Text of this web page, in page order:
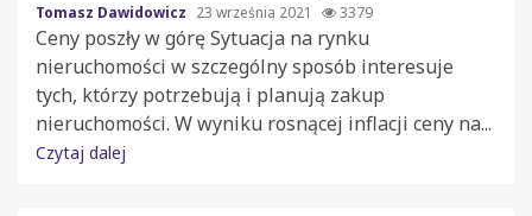
Tomasz Dawidowicz 23 września 2021 3379
Ceny poszły w górę Sytuacja na rynku
nieruchomości w szczególny sposób interesuje
tych, którzy potrzebują i planują zakup
nieruchomości. W wyniku rosnącej inflacji ceny na...
Czytaj dalej